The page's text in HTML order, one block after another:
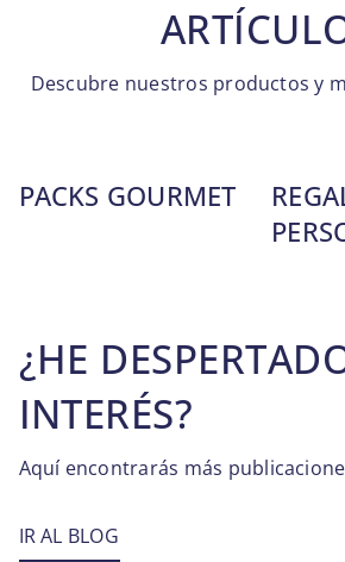
Descubre nuestros productos y
PACKS GOURMET
¿HE
INTERÉS?
Aquí encontrarás más
IR AL BLOG